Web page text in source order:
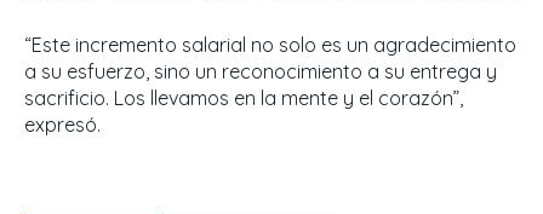
“Este incremento salarial no solo es un agradecimiento
a su esfuerzo, sino un reconocimiento a su entrega y
sacrificio. Los llevamos en la mente y el corazón”,
expresó.